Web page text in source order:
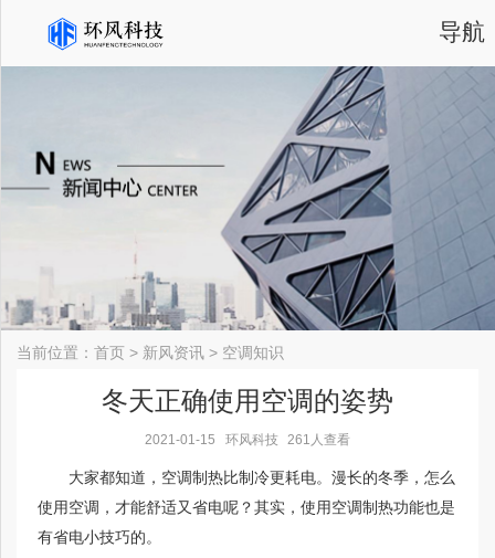
导航
当前位置： 首页> 新风资讯> 空调知识
冬天正确使用空调的姿势
2021-01-15 环风科技 261人查看
大家都知道，空调制热比制冷更耗电。漫长的冬季，怎么
使用空调，才能舒适又省电呢？其实，使用空调制热功能也是
有省电小技巧的。